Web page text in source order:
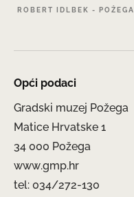
ROBERT IDLBEK - POŽEGA
Opći podaci
Gradski muzej Požega
Matice Hrvatske 1
34 000 Požega
www.gmp.hr
tel: 034/272-130